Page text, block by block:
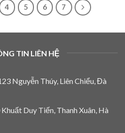
4 5 6 7
TIN LIÊN HỆ
Nguyễn Thúy, Liên Chiểu, Đà
Duy Tiến, Thanh Xuân, Hà